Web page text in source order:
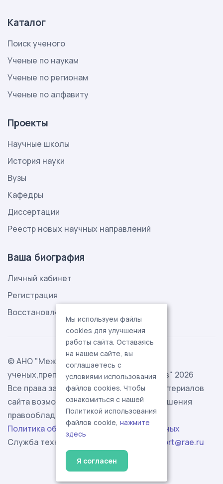
Каталог
Поиск ученого
Ученые по наукам
Ученые по регионам
Ученые по алфавиту
Проекты
Научные школы
История науки
Вузы
Кафедры
Диссертации
Реестр новых научных направлений
Ваша биография
Личный кабинет
Регистрация
Восстановление пароля
© АНО "Международная ассоциация
ученых,преподавателей и специалистов" 2026
Все права защищены. Использование материалов
сайта возможно исключительно с разрешения
правообладателя.
Политика обработки персональных данных
Служба технической поддержки -
support@rae.ru
Мы используем файлы
cookies для улучшения
работы сайта. Оставаясь
на нашем сайте, вы
соглашаетесь с
условиями использования
файлов cookies. Чтобы
ознакомиться с нашей
Политикой использования
файлов cookie, нажмите
здесь
Я согласен